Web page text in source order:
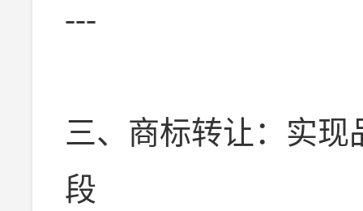
---
三、商标转让：实
段